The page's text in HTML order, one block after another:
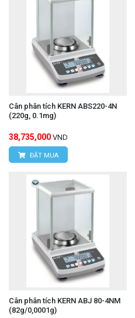
Cân phân tích KERN ABS220-4N
(220g, 0.1mg)
38,735,000 VND
ĐẶT MUA
Cân phân tích KERN ABJ 80-4NM
(82g/0,0001g)